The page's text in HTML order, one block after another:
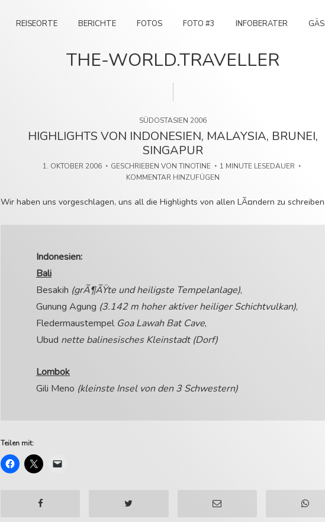
REISEORTE BERICHTE FOTOS FOTO #3 INFOBERATER
THE-WORLD.TRAVELLER
SÜDOSTASIEN 2006
HIGHLIGHTS VON INDONESIEN, MALAYSIA, BRUNEI,
SINGAPUR
1. OKTOBER 2006 GESCHRIEBEN VON TINOTINE
1 MINUTE LESEDAUER
KOMMENTAR HINZUFÜGEN
Wir haben uns vorgeschlagen, uns all die Highlights von allen LÃ¤ndern zu schreiben.
Indonesien:
Bali
Besakih (grÃ¶ÃŸte und heiligste Tempelanlage),
Gunung Agung (3.142 m hoher aktiver heiliger Schichtvulkan),
Fledermaustempel Goa Lawah Bat Cave,
Ubud nette balinesisches Kleinstadt (Dorf)
Lombok
Gili Meno (kleinste Insel von den 3 Schwestern)
Teilen mit: